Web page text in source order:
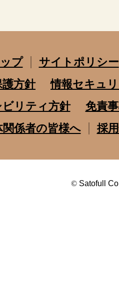
プ
サイトポリシー
方針
情報セキュ
リティ方針
免責
関係者の皆様へ
採
© Satofull